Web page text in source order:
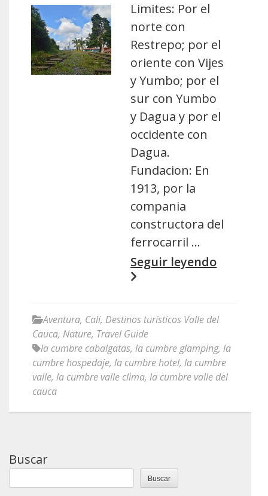
Limites: Por el
norte con
Restrepo; por el
oriente con Vijes
y Yumbo; por el
sur con Yumbo
y Dagua y por el
occidente con
Dagua.
Fundacion: En
1913, por la
compania
constructora del
ferrocarril …
Seguir leyendo
Aventura, Cali, Destinos turísticos Valle del
Cauca, Nature, Travel Guide
la cumbre cabalgatas, la cumbre glamping, la
cumbre hospedaje, la cumbre hotel, la cumbre
valle, la cumbre valle clima, la cumbre valle del
cauca
Buscar
Buscar